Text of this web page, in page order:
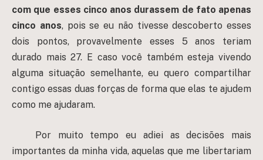
com que esses cinco anos durassem de fato apenas
cinco anos, pois se eu não tivesse descoberto esses
dois pontos, provavelmente esses 5 anos teriam
durado mais 27. E caso você também esteja vivendo
alguma situação semelhante, eu quero compartilhar
contigo essas duas forças de forma que elas te ajudem
como me ajudaram.
Por muito tempo eu adiei as decisões mais
importantes da minha vida, aquelas que me libertariam